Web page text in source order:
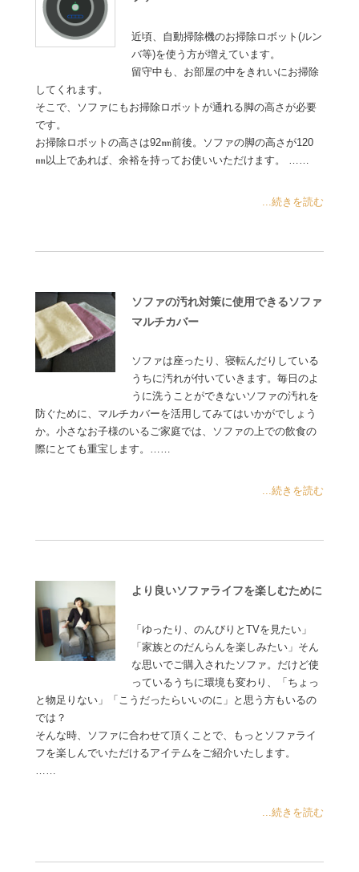
近頃、自動掃除機のお掃除ロボット(ルン
バ等)を使う方が増えています。
留守中も、お部屋の中をきれいにお掃除
してくれます。
そこで、ソファにもお掃除ロボットが通れる脚の高さが必要
です。
お掃除ロボットの高さは92㎜前後。ソファの脚の高さが120
㎜以上であれば、余裕を持ってお使いいただけます。 ……
...続きを読む
ソファの汚れ対策に使用できるソファ
マルチカバー
ソファは座ったり、寝転んだりしている
うちに汚れが付いていきます。毎日のよ
うに洗うことができないソファの汚れを
防ぐために、マルチカバーを活用してみてはいかがでしょう
か。小さなお子様のいるご家庭では、ソファの上での飲食の
際にとても重宝します。……
...続きを読む
より良いソファライフを楽しむために
「ゆったり、のんびりとTVを見たい」
「家族とのだんらんを楽しみたい」そん
な思いでご購入されたソファ。だけど使
っているうちに環境も変わり、「ちょっ
と物足りない」「こうだったらいいのに」と思う方もいるの
では？
そんな時、ソファに合わせて頂くことで、もっとソファライ
フを楽しんでいただけるアイテムをご紹介いたします。
……
...続きを読む